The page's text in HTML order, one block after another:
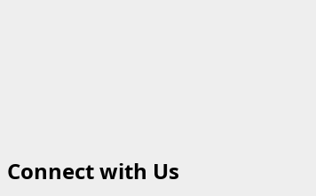
Connect with Us